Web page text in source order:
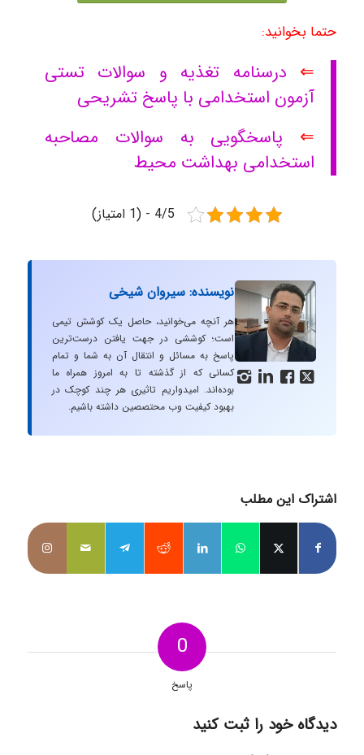
حتما بخوانید:
⇐ درسنامه تغذیه و سوالات تستی
آزمون استخدامی با پاسخ تشریحی
⇐ پاسخگویی به سوالات مصاحبه
استخدامی بهداشت محیط
4/5 - (1 امتیاز)
   
نویسنده: سیروان شیخی
هر آنچه می‌خوانید، حاصل یک کوشش تیمی
است؛ کوششی در جهت یافتن درست‌ترین
پاسخ به مسائل و انتقال آن به شما و تمام
کسانی که از گذشته تا به امروز همراه ما
بوده‌اند. امیدواریم تاثیری هر چند کوچک در
بهبود کیفیت وب محتصصین داشته باشیم.
اشتراک این مطلب
0
پاسخ
دیدگاه خود را ثبت کنید